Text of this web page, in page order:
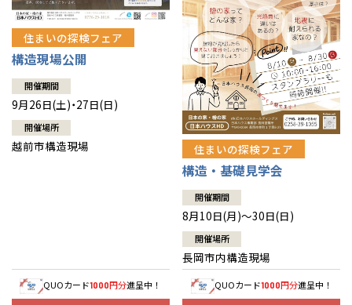
住まいの探検フェア
構造現場公開
開催期間
9月26日(土)・27日(日)
開催場所
越前市構造現場
QUOカード1000円分進呈中！
住まいの探検フェア
構造・基礎見学会
開催期間
8月10日(月)～30日(日)
開催場所
長岡市内構造現場
QUOカード1000円分進呈中！